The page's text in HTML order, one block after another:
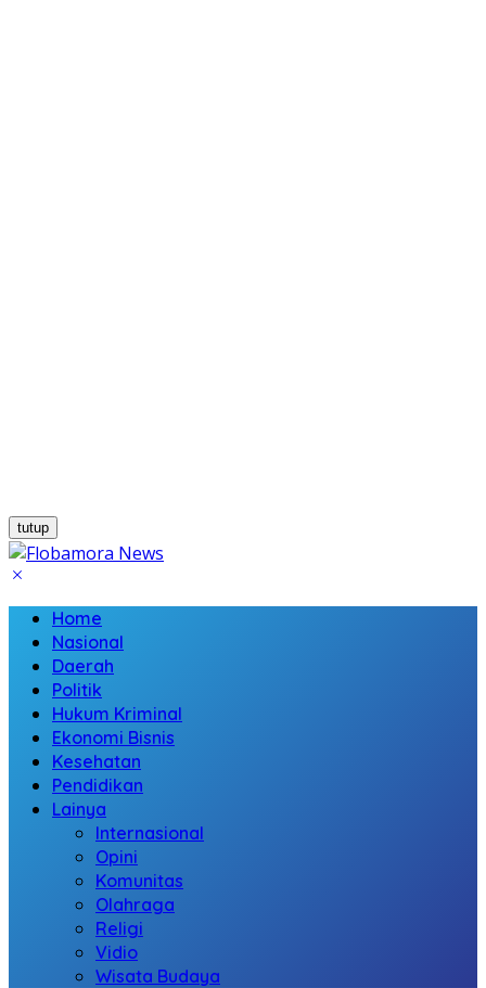
tutup
Home
Nasional
Daerah
Politik
Hukum Kriminal
Ekonomi Bisnis
Kesehatan
Pendidikan
Lainya
Internasional
Opini
Komunitas
Olahraga
Religi
Vidio
Wisata Budaya